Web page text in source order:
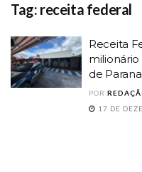
Tag: receita federal
Receita
de
POR
17 DE